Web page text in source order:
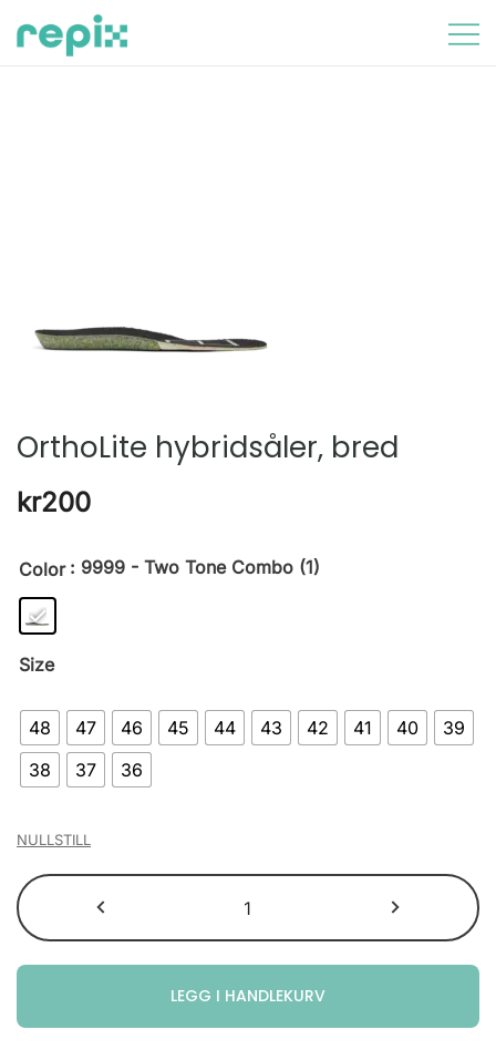
OrthoLite hybridsåler, bred
kr200
Color : 9999 - Two Tone Combo (1)
Size
48 47 46 45 44 43 42 41 40
39
38
37 36
NULLSTILL
hybridsåler,
bred
LEGG I HANDLEKURV